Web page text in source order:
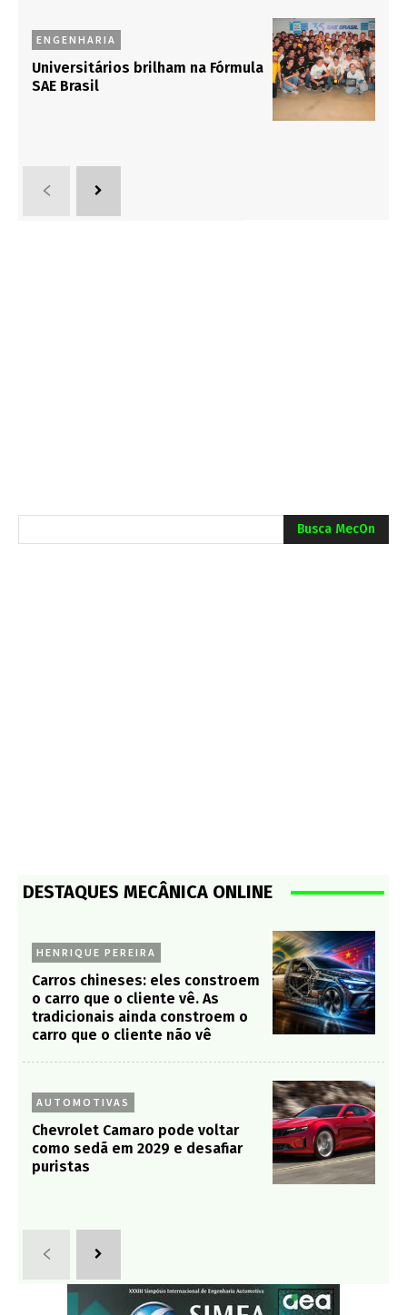
ENGENHARIA
Universitários brilham na Fórmula
SAE Brasil
Busca MecOn
DESTAQUES MECÂNICA ONLINE
HENRIQUE PEREIRA
Carros chineses: eles constroem
o carro que o cliente vê. As
tradicionais ainda constroem o
carro que o cliente não vê
AUTOMOTIVAS
Chevrolet Camaro pode voltar
como sedã em 2029 e desafiar
puristas